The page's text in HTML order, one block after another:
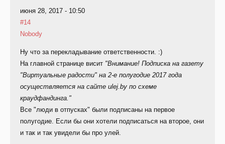
июня 28, 2017 - 10:50
#14
Nobody
Ну что за перекладывание ответственности. :)
На главной странице висит "Внимание! Подписка на газету
"Виртуальные радости" на 2-е полугодие 2017 года
осуществляется на сайте ulej.by по схеме
краудфандинга."
Все "люди в отпусках" были подписаны на первое
полугодие. Если бы они хотели подписаться на второе, они
и так и так увидели бы про улей.